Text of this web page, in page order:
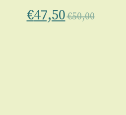
€47,50€50,00